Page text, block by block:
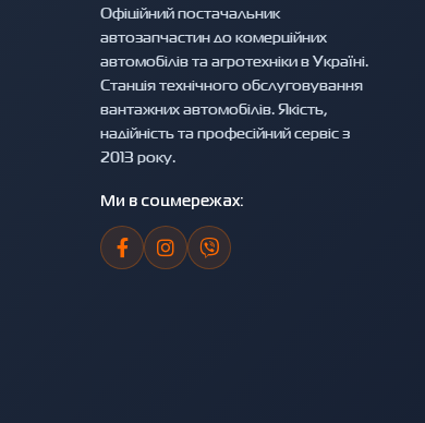
Офіційний постачальник
автозапчастин до комерційних
автомобілів та агротехніки в Україні.
Станція технічного обслуговування
вантажних автомобілів. Якість,
надійність та професійний сервіс з
2013 року.
Ми в соцмережах: